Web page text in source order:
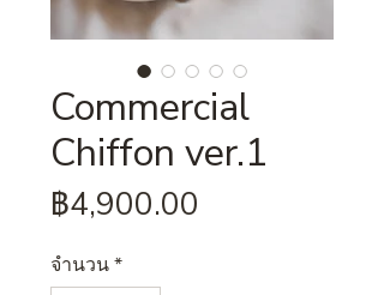
Commercial
Chiffon ver.1
฿4,900.00
จำนวน*